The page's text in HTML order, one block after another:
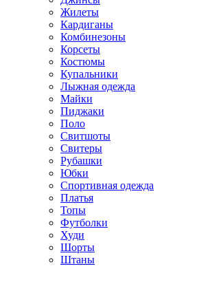
Жилеты
Кардиганы
Комбинезоны
Корсеты
Костюмы
Купальники
Лыжная одежда
Майки
Пиджаки
Поло
Свитшоты
Свитеры
Рубашки
Юбки
Спортивная одежда
Платья
Топы
Футболки
Худи
Шорты
Штаны